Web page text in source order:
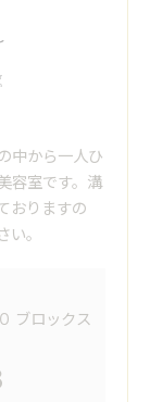
中から一人ひ
容室です。溝
おりますの
。
ブロックス